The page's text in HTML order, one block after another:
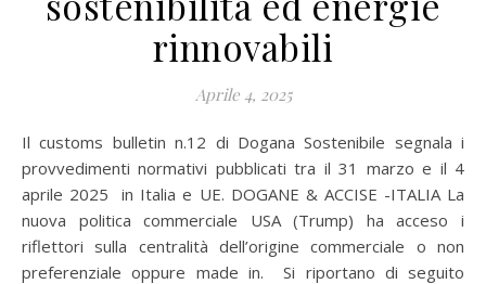
rinnovabili
Aprile 4, 2025
Il customs bulletin n.12 di Dogana Sostenibile segnala i
provvedimenti normativi pubblicati tra il 31 marzo e il 4
aprile 2025 in Italia e UE. DOGANE & ACCISE -ITALIA La
nuova politica commerciale USA (Trump) ha acceso i
riflettori sulla centralità dell’origine commerciale o non
preferenziale oppure made in. Si riportano di seguito